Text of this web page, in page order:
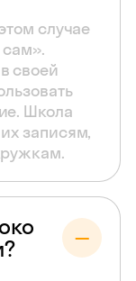
случае
сам».
своей
Школа
записям,